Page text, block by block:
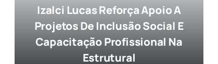
Izalci Lucas Reforça Apoio A
Projetos De Inclusão Social E
Capacitação Profissional Na
Estrutural